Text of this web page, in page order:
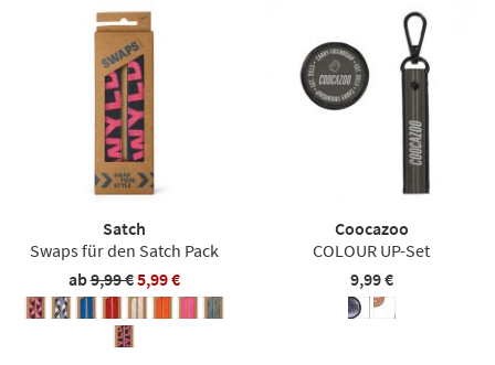
Satch
Swaps für den Satch Pack
ab9,99 €5,99 €
Coocazoo
COLOUR UP-Set
9,99 €